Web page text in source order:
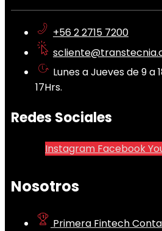
+56 2 2715 7200
Lunes a Jueves de 9 a
17Hrs.
Redes Sociales
Instagram Facebook
Nosotros
Primera Fintech